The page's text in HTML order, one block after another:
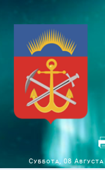
Суббота, 08 Августа